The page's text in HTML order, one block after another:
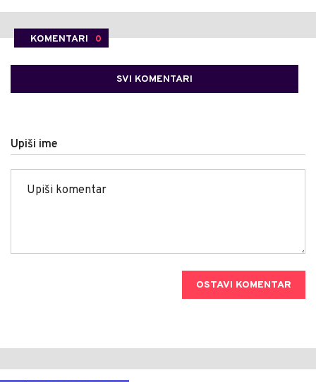
KOMENTARI 0
SVI KOMENTARI
Upiši ime
OSTAVI KOMENTAR